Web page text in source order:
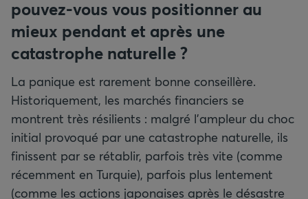
pouvez-vous vous positionner au
mieux pendant et après une
catastrophe naturelle?
La panique est rarement bonne conseillère.
Historiquement, les marchés financiers se
montrent très résilients : malgré l’ampleur du choc
initial provoqué par une catastrophe naturelle, ils
finissent par se rétablir, parfois très vite (comme
récemment en Turquie), parfois plus lentement
(comme les actions japonaises après le désastre